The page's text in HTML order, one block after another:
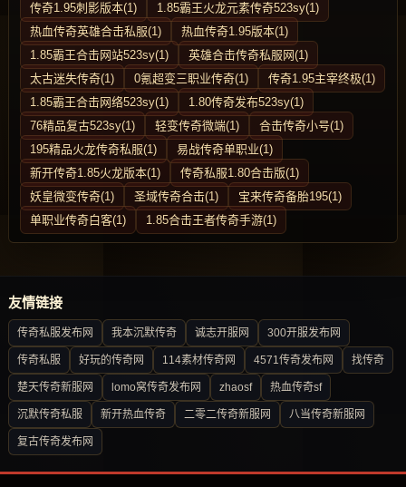
传奇1.95刺影版本(1)
1.85霸王火龙元素传奇523sy(1)
热血传奇英雄合击私服(1)
热血传奇1.95版本(1)
1.85霸王合击网站523sy(1)
英雄合击传奇私服网(1)
太古迷失传奇(1)
0氪超变三职业传奇(1)
传奇1.95主宰终极(1)
1.85霸王合击网络523sy(1)
1.80传奇发布523sy(1)
76精品复古523sy(1)
轻变传奇微端(1)
合击传奇小号(1)
195精品火龙传奇私服(1)
易战传奇单职业(1)
新开传奇1.85火龙版本(1)
传奇私服1.80合击版(1)
妖皇微变传奇(1)
圣域传奇合击(1)
宝来传奇备胎195(1)
单职业传奇白客(1)
1.85合击王者传奇手游(1)
友情链接
传奇私服发布网 我本沉默传奇 诚志开服网 300开服发布网
传奇私服 好玩的传奇网 114素材传奇网 4571传奇发布网 找传奇
楚天传奇新服网 lomo窝传奇发布网 zhaosf 热血传奇sf
沉默传奇私服 新开热血传奇 二零二传奇新服网 八当传奇新服网
复古传奇发布网